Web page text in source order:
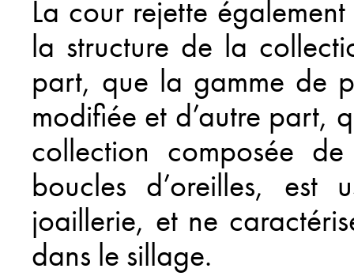
La cour rejette
la structure de la
part, que la gamme de
modifiée et d’autre part,
collection composée
boucles d’oreilles,
joaillerie, et ne
dans le sillage.